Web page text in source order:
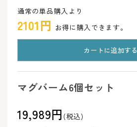
通常の単品購入より
2101円 お得に購入できます。
カートに追加する
マグバーム6個セット
19,989円 (税込)